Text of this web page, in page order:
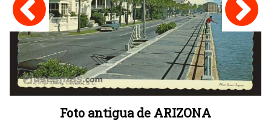
Foto antigua de ARIZONA